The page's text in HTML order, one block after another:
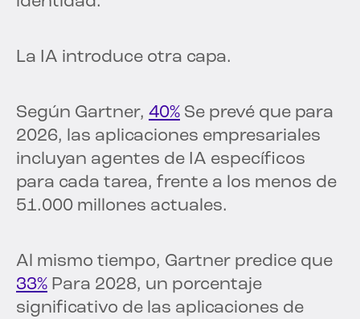
La IA introduce otra capa.
Según Gartner, 40% Se prevé que para
2026, las aplicaciones empresariales
incluyan agentes de IA específicos
para cada tarea, frente a los menos de
51.000 millones actuales.
Al mismo tiempo, Gartner predice que
33% Para 2028, un porcentaje
significativo de las aplicaciones de